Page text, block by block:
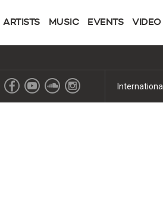
ARTISTS MUSIC EVENTS VIDEO
International